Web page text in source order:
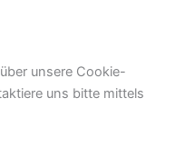
unsere Cookie-
uns bitte mittels